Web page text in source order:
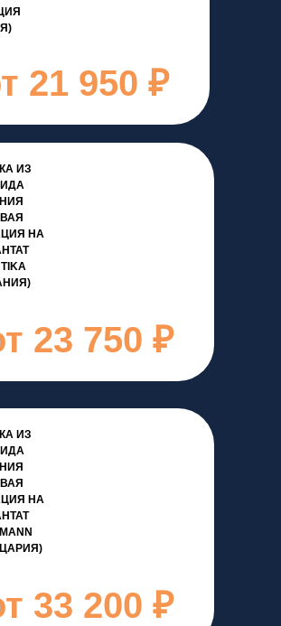
ИЗ
НА
33 200 ₽
ИЗ
НА
23 750 ₽
21 950 ₽